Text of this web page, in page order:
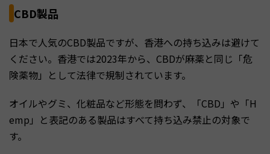
CBD製品
日本で人気のCBD製品ですが、香港への持ち込みは避けて
ください。香港では2023年から、CBDが麻薬と同じ「危
険薬物」として法律で規制されています。
オイルやグミ、化粧品など形態を問わず、「CBD」や「H
emp」と表記のある製品はすべて持ち込み禁止の対象で
す。